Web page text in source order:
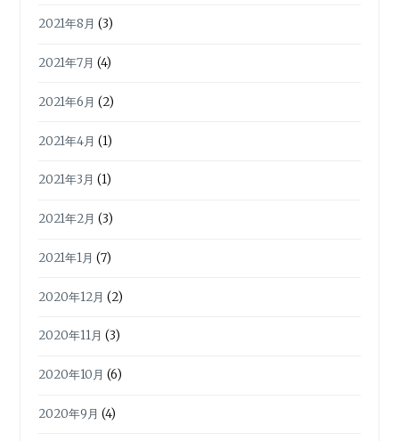
2021年8月 (3)
2021年7月 (4)
2021年6月 (2)
2021年4月 (1)
2021年3月 (1)
2021年2月 (3)
2021年1月 (7)
2020年12月 (2)
2020年11月 (3)
2020年10月 (6)
2020年9月 (4)